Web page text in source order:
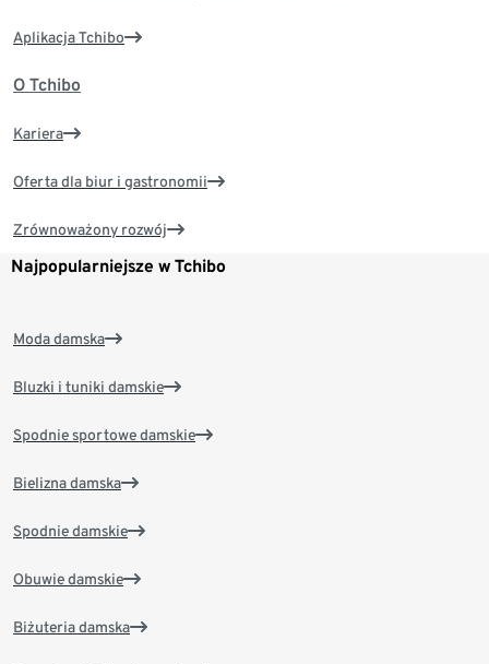
Aplikacja Tchibo
O Tchibo
Kariera
Oferta dla biur i gastronomii
Zrównoważony rozwój
Najpopularniejsze w Tchibo
Moda damska
Bluzki i tuniki damskie
Spodnie sportowe damskie
Bielizna damska
Spodnie damskie
Obuwie damskie
Biżuteria damska